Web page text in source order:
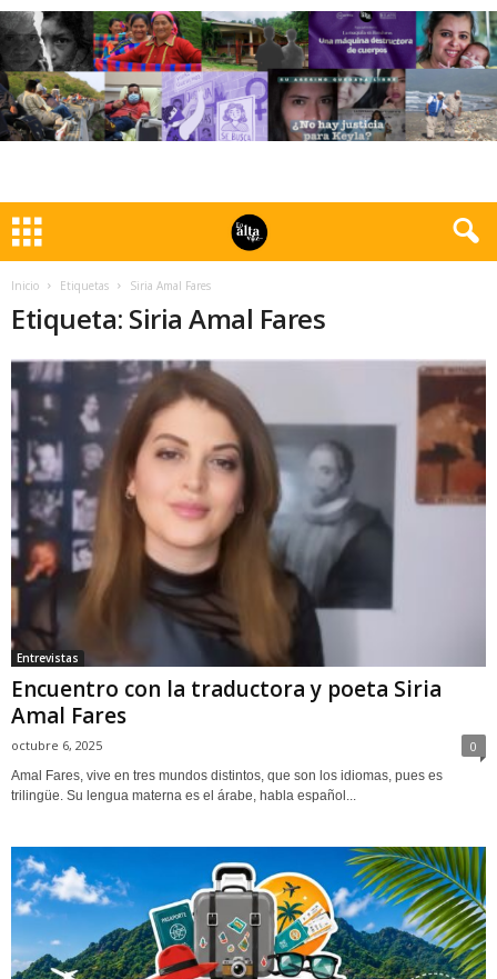
Inicio Etiquetas Siria Amal Fares
Etiqueta: Siria Amal Fares
Entrevistas
Encuentro con la traductora y poeta Siria
Amal Fares
octubre 6, 2025 0
Amal Fares, vive en tres mundos distintos, que son los idiomas, pues es
trilingüe. Su lengua materna es el árabe, habla español...